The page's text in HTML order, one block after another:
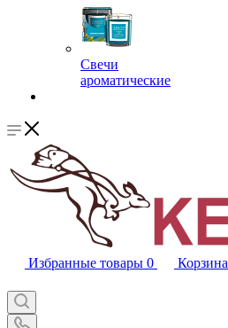
Свечи
ароматические
Избранные товары 0 Корзина